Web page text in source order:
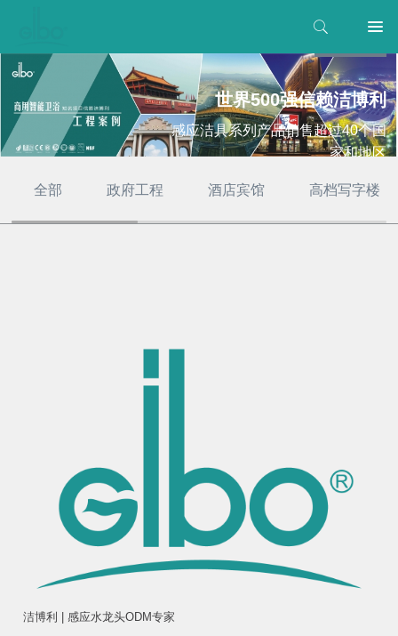
世界500强信赖洁博利
感应洁具系列产品销售超过40个国
家和地区
全部 政府工程 酒店宾馆 高档写字楼
洁博利 | 感应水龙头ODM专家